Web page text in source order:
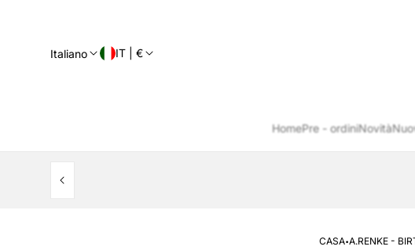
Italiano IT | €
HomePre - ordiniNovità
CASA·A.RENKE -